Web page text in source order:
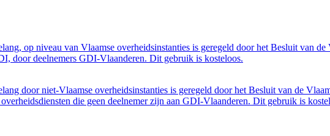
op niveau van Vlaamse overheidsinstanties is geregeld door het Besluit van
door deelnemers GDI-Vlaanderen. Dit gebruik is kosteloos.
door niet-Vlaamse overheidsinstanties is geregeld door het Besluit van de
die geen deelnemer zijn aan GDI-Vlaanderen. Dit gebruik is